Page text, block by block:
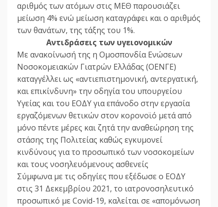
αριθμός των ατόμων στις ΜΕΘ παρουσιάζει
μείωση 4% ενώ μείωση καταγράφει και ο αριθμός
των θανάτων, της τάξης του 1%.
Αντιδράσεις των υγειονομικών
Με ανακοίνωσή της η Ομοσπονδία Ενώσεων
Νοσοκομειακών Γιατρών Ελλάδας (ΟΕΝΓΕ)
καταγγέλλει ως «αντιεπιστημονική, αντεργατική,
και επικίνδυνη» την οδηγία του υπουργείου
Υγείας και του ΕΟΔΥ για επάνοδο στην εργασία
εργαζόμενων θετικών στον κορονοϊό μετά από
μόνο πέντε μέρες και ζητά την αναθεώρηση της
στάσης της Πολιτείας καθώς εγκυμονεί
κινδύνους για το προσωπικό των νοσοκομείων
και τους νοσηλευόμενους ασθενείς
Σύμφωνα με τις οδηγίες που εξέδωσε ο ΕΟΔΥ
στις 31 Δεκεμβρίου 2021, το ιατρονοσηλευτικό
προσωπικό με Covid-19, καλείται σε «απομόνωση